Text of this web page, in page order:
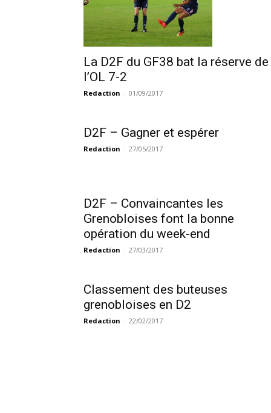
La D2F du GF38 bat la réserve de
l’OL 7-2
Redaction - 01/09/2017
D2F – Gagner et espérer
Redaction - 27/05/2017
D2F – Convaincantes les
Grenobloises font la bonne
opération du week-end
Redaction - 27/03/2017
Classement des buteuses
grenobloises en D2
Redaction - 22/02/2017